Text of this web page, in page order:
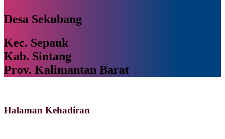
Desa Sekubang
Kec. Sepauk
Kab. Sintang
Prov. Kalimantan Barat
Halaman Kehadiran